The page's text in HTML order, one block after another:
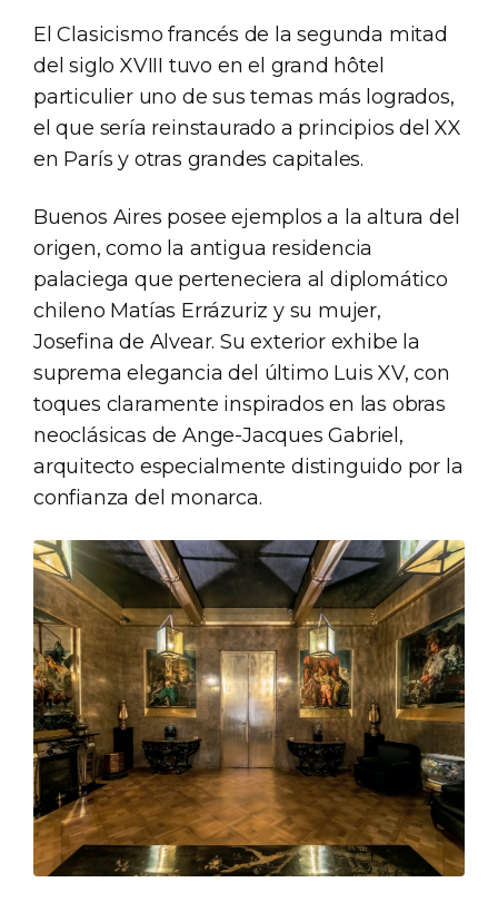
El Clasicismo francés de la segunda mitad
del siglo XVIII tuvo en el grand hôtel
particulier uno de sus temas más logrados,
el que sería reinstaurado a principios del XX
en París y otras grandes capitales.
Buenos Aires posee ejemplos a la altura del
origen, como la antigua residencia
palaciega que perteneciera al diplomático
chileno Matías Errázuriz y su mujer,
Josefina de Alvear. Su exterior exhibe la
suprema elegancia del último Luis XV, con
toques claramente inspirados en las obras
neoclásicas de Ange-Jacques Gabriel,
arquitecto especialmente distinguido por la
confianza del monarca.